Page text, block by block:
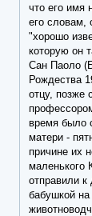
что его имя
его словам,
"хорошо
которую он
Сан Паоло
Рождества
отцу, позже
время было
матери -
причине их
маленького
отправили
бабушкой на